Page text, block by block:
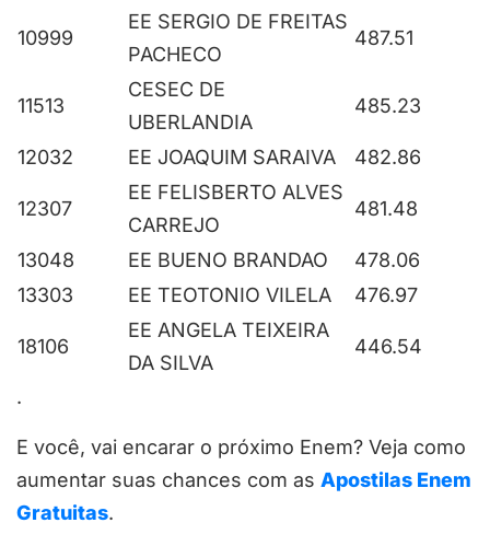
10999
EE SERGIO DE FREITAS
PACHECO
487.51
11513
CESEC DE
UBERLANDIA
485.23
12032 EE JOAQUIM SARAIVA 482.86
12307
EE FELISBERTO ALVES
CARREJO
481.48
13048 EE BUENO BRANDAO
478.06
13303
EE TEOTONIO VILELA 476.97
18106
EE ANGELA TEIXEIRA
DA SILVA
446.54
.
E você, vai encarar o próximo Enem? Veja como
aumentar suas chances com as Apostilas Enem
Gratuitas.